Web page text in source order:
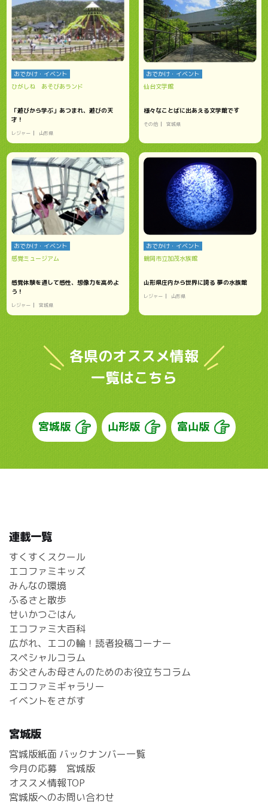
おでかけ・イベント
ひがしね あそびあランド
「遊びから学ぶ」あつまれ、遊びの天
才！
レジャー 山形県
おでかけ・イベント
仙台文学館
様々なことばに出あえる文学館です
その他 宮城県
おでかけ・イベント
感覚ミュージアム
感覚体験を通して感性、想像力を高めよ
う！
レジャー 宮城県
おでかけ・イベント
鶴岡市立加茂水族館
山形県庄内から世界に誇る 夢の水族館
レジャー 山形県
各県のオススメ情報
一覧はこちら
宮城版 山形版 富山版
連載一覧
すくすくスクール
エコファミキッズ
みんなの環境
ふるさと散歩
せいかつごはん
エコファミ大百科
広がれ、エコの輪！読者投稿コーナー
スペシャルコラム
お父さんお母さんのためのお役立ちコラム
エコファミギャラリー
イベントをさがす
宮城版
宮城版紙面 バックナンバー一覧
今月の応募 宮城版
オススメ情報TOP
宮城版へのお問い合わせ